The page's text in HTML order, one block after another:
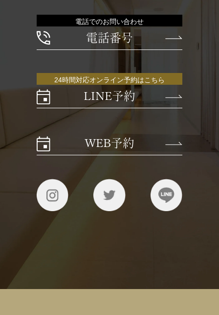
電話でのお問い合わせ
電話番号
24時間対応オンライン予約はこちら
LINE予約
WEB予約